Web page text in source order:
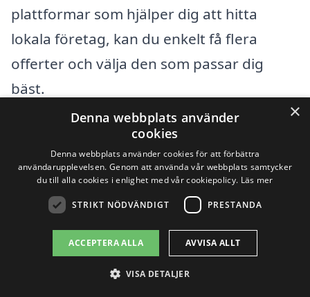
plattformar som hjälper dig att hitta
lokala företag, kan du enkelt få flera
offerter och välja den som passar dig
bäst.
Få 3 erbjudanden, gratis och utan
förpliktelser
Sök efter en
professionell för
×
Denna webbplats använder
cookies
Denna webbplats använder cookies för att förbättra
användarupplevelsen. Genom att använda vår webbplats samtycker
du till alla cookies i enlighet med vår cookiepolicy. Läs mer
STRIKT NÖDVÄNDIGT PRESTANDA
ACCEPTERA ALLA AVVISA ALLT
VISA DETALJER